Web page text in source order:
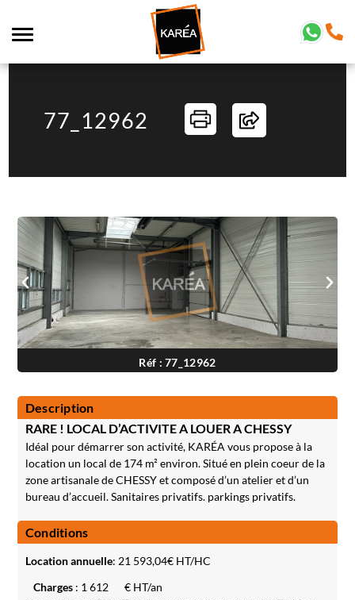
77_12962
Réf : 77_12962
Description
RARE ! LOCAL D’ACTIVITE A LOUER A CHESSY
Idéal pour démarrer son activité, KARÉA vous propose à la
location un local de 174 m² environ. Situé en plein coeur de la
zone artisanale de CHESSY et composé d’un atelier et d’un
bureau d’accueil. Sanitaires privatifs. parkings privatifs.
Conditions
Location annuelle: 21 593,04€ HT/HC
Charges: 1 612
€ HT/an